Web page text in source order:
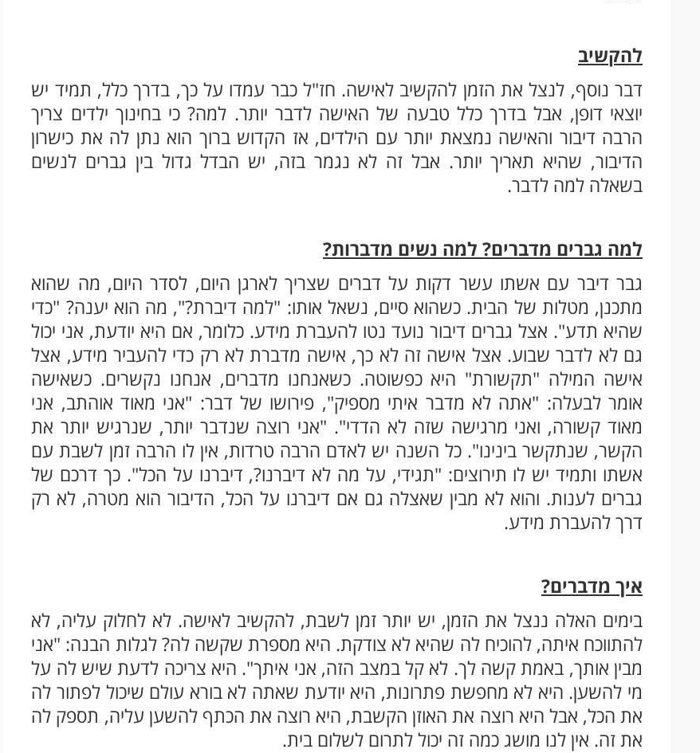
להקשיב
דבר נוסף, לנצל את הזמן להקשיב לאישה. חז"ל כבר עמדו על כך, בדרך כלל, תמיד יש
יוצאי דופן, אבל בדרך כלל טבעה של האישה לדבר יותר. למה? כי בחינוך ילדים צריך
הרבה דיבור והאישה נמצאת יותר עם הילדים, אז הקדוש ברוך הוא נתן לה את כישרון
הדיבור, שהיא תאריך יותר. אבל זה לא נגמר בזה, יש הבדל גדול בין גברים לנשים
בשאלה למה לדבר.
למה גברים מדברים? למה נשים מדברות?
גבר דיבר עם אשתו עשר דקות על דברים שצריך לארגן היום, לסדר היום, מה שהוא
מתכנן, מטלות של הבית. כשהוא סיים, נשאל אותו: "למה דיברת?", מה הוא יענה? "כדי
שהיא תדע". אצל גברים דיבור נועד נטו להעברת מידע. כלומר, אם היא יודעת, אני יכול
גם לא לדבר שבוע. אצל אישה זה לא כך, אישה מדברת לא רק כדי להעביר מידע, אצל
אישה המילה "תקשורת" היא כפשוטה. כשאנחנו מדברים, אנחנו נקשרים. כשאישה
אומר לבעלה: "אתה לא מדבר איתי מספיק", פירושו של דבר: "אני מאוד אוהתב, אני
מאוד קשורה, ואני מרגישה שזה לא הדדי". "אני רוצה שנדבר יותר, שנרגיש יותר את
הקשר, שנתקשר בינינו". כל השנה יש לאדם הרבה טרדות, אין לו הרבה זמן לשבת עם
אשתו ותמיד יש לו תירוצים: "תגידי, על מה לא דיברנו?, דיברנו על הכל". כך דרכם של
גברים לענות. והוא לא מבין שאצלה גם אם דיברנו על הכל, הדיבור הוא מטרה, לא רק
דרך להעברת מידע.
איך מדברים?
בימים האלה ננצל את הזמן, יש יותר זמן לשבת, להקשיב לאישה. לא לחלוק עליה, לא
להתווכח איתה, להוכיח לה שהיא לא צודקת. היא מספרת שקשה לה? לגלות הבנה: "אני
מבין אותך, באמת קשה לך. לא קל במצב הזה, אני איתך". היא צריכה לדעת שיש לה על
מי להשען. היא לא מחפשת פתרונות, היא יודעת שאתה לא בורא עולם שיכול לפתור לה
את הכל, אבל היא רוצה את האוזן הקשבת, היא רוצה את הכתף להשען עליה, תספק לה
את זה. אין לנו מושג כמה זה יכול לתרום לשלום בית.